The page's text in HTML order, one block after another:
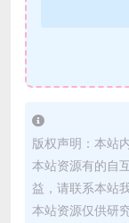
版权声明：本站
本站资源有的自
益，请联系本站
本站资源仅供研